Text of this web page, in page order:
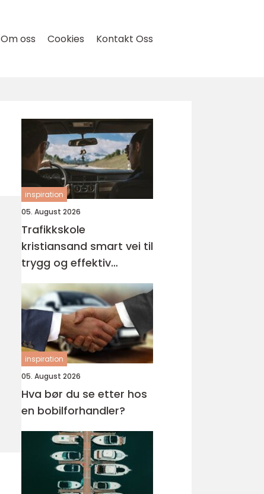
Om oss Cookies Kontakt Oss
inspiration
05. August 2026
Trafikkskole
kristiansand smart vei til
trygg og effektiv
opplæring
inspiration
05. August 2026
Hva bør du se etter hos
en bobilforhandler?